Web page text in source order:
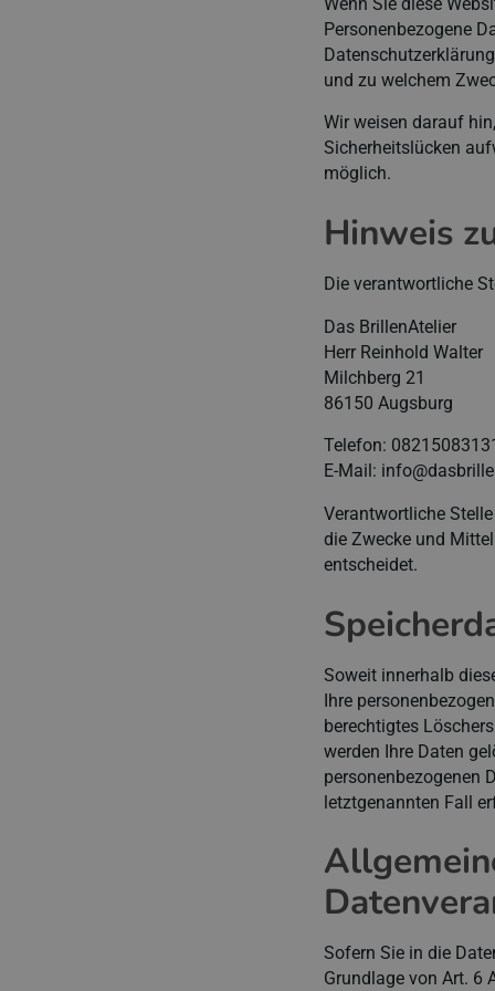
Personenbezogene
und zu welchem
Wir weisen darauf
Sicherheitslücken
möglich.
Hinweis
Die verantwortliche
Das BrillenAtelier
Herr Reinhold Walter
Milchberg 21
86150 Augsburg
Telefon:
E-Mail:
Verantwortliche
die Zwecke und
entscheidet.
Soweit innerhalb
Ihre
berechtigtes
werden Ihre Daten
personenbezogenen
letztgenannten Fall
Sofern Sie in die
Grundlage von Art. 6